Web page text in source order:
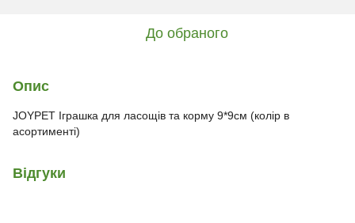
До обраного
Опис
JOYPET Іграшка для ласощів та корму 9*9см (колір в
асортименті)
Відгуки